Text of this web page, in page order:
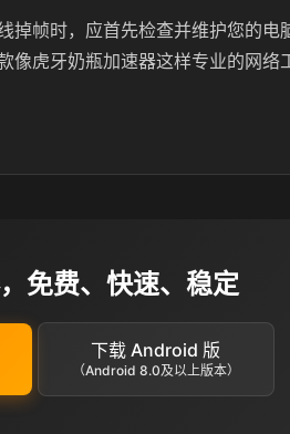
掉帧时，应首先检查并维护您的电
像虎牙奶瓶加速器这样专业的网络
免费、快速、稳定
下载 Android 版
（Android 8.0及以上版本）